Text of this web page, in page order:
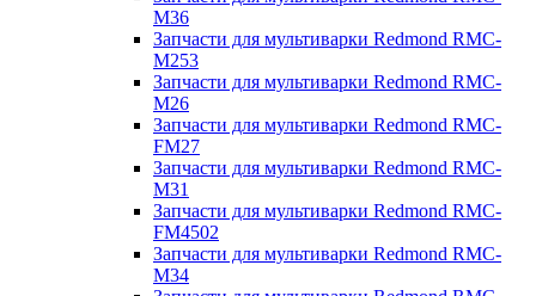
M36
Запчасти для мультиварки Redmond RMC-
M253
Запчасти для мультиварки Redmond RMC-
M26
Запчасти для мультиварки Redmond RMC-
FM27
Запчасти для мультиварки Redmond RMC-
M31
Запчасти для мультиварки Redmond RMC-
FM4502
Запчасти для мультиварки Redmond RMC-
M34